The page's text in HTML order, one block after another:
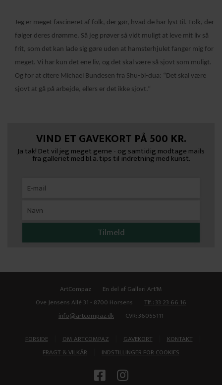
Jeg er meget fascineret af folk, der gør, hvad de har lyst til. Folk, der
følger deres drømme. Så jeg prøver så vidt muligt at leve mit liv så
frit, som det kan lade sig gøre uden at hamsterhjulet fanger mig for
meget. Vi har kun det ene liv, og det skal være så sjovt som muligt.
Og for at citere Michael Bundesen fra Shu-bi-dua: “Det skal være
sjovt at gå på arbejde, ellers er det ikke sjovt.“
VIND ET GAVEKORT PÅ 500 KR.
Ja tak! Det vil jeg meget gerne - og samtidig modtage mails
fra galleriet med bl.a. tips til indretning med kunst.
ArtCompaz
En del af Galleri Art'M
Ove Jensens Allé 31 - 8700 Horsens
Tlf.: 33 23 66 16
info@artcompaz.dk
CVR: 36055111
FORSIDE OM ARTCOMPAZ GAVEKORT KONTAKT
FRAGT & VILKÅR INDSTILLINGER FOR COOKIES